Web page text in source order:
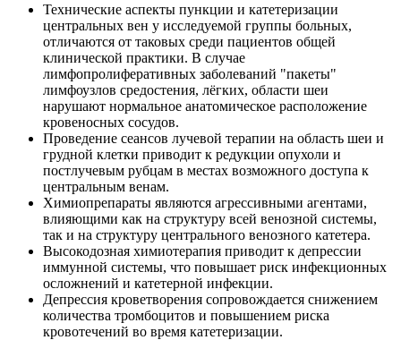
Технические аспекты пункции и катетеризации
центральных вен у исследуемой группы больных,
отличаются от таковых среди пациентов общей
клинической практики. В случае
лимфопролиферативных заболеваний "пакеты"
лимфоузлов средостения, лёгких, области шеи
нарушают нормальное анатомическое расположение
кровеносных сосудов.
Проведение сеансов лучевой терапии на область шеи и
грудной клетки приводит к редукции опухоли и
постлучевым рубцам в местах возможного доступа к
центральным венам.
Химиопрепараты являются агрессивными агентами,
влияющими как на структуру всей венозной системы,
так и на структуру центрального венозного катетера.
Высокодозная химиотерапия приводит к депрессии
иммунной системы, что повышает риск инфекционных
осложнений и катетерной инфекции.
Депрессия кроветворения сопровождается снижением
количества тромбоцитов и повышением риска
кровотечений во время катетеризации.